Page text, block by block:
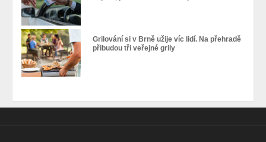
Grilování si v Brně užije víc lidí. Na přehradě
přibudou tři veřejné grily